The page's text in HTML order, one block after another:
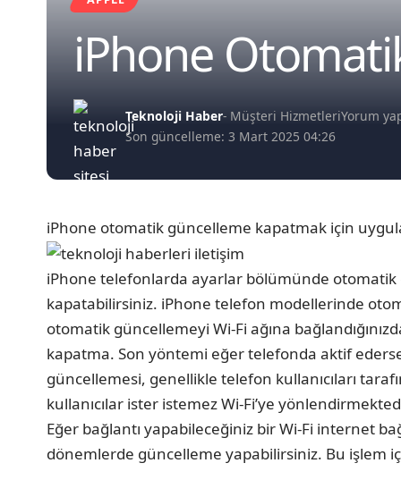
iPhone
Son güncelleme: 3 Mart 2025 04:26
Teknoloji Haber- Müşteri HizmetleriYorum
iPhone otomatik güncelleme kapatmak için
iPhone telefonlarda ayarlar bölümünde otomatik
kapatabilirsiniz. iPhone telefon modellerinde
otomatik güncellemeyi Wi-Fi ağına
kapatma. Son yöntemi eğer telefonda aktif
güncellemesi, genellikle telefon kullanıcıları
kullanıcılar ister istemez Wi-Fi’ye
Eğer bağlantı yapabileceğiniz bir Wi-Fi internet
dönemlerde güncelleme yapabilirsiniz. Bu işlem için